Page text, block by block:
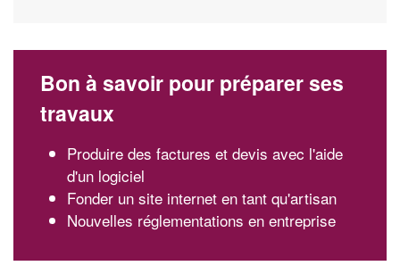
Bon à savoir pour préparer ses
travaux
Produire des factures et devis avec l'aide
d'un logiciel
Fonder un site internet en tant qu'artisan
Nouvelles réglementations en entreprise